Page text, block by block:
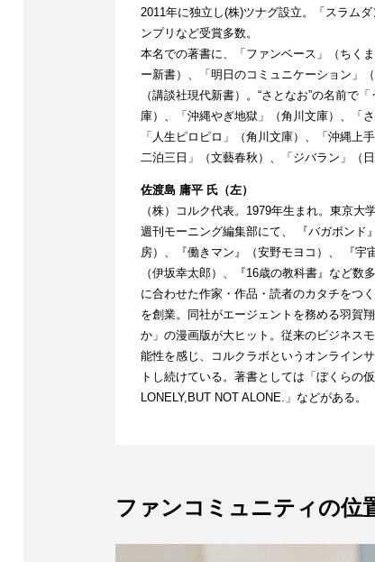
2011年に独立し(株)ツナグ設立。「スラム
ンプリなど受賞多数。
本名での著書に、「ファンベース」（ちく
ー新書）、「明日のコミュニケーション」
（講談社現代新書）。“さとなお”の名前で
庫）、「沖縄やぎ地獄」（角川文庫）、「
「人生ピロピロ」（角川文庫）、「沖縄上
二泊三日」（文藝春秋）、「ジバラン」（
佐渡島 庸平 氏（左）
（株）コルク代表。1979年生まれ。東京大
週刊モーニング編集部にて、 『バガボンド
房）、『働きマン』（安野モヨコ）、 『宇
（伊坂幸太郎）、『16歳の教科書』など数
に合わせた作家・作品・読者のカタチをつ
を創業。同社がエージェントを務める羽賀
か」の漫画版が大ヒット。従来のビジネス
能性を感じ、コルクラボというオンライン
トし続けている。著書としては「ぼくらの
LONELY,BUT NOT ALONE.」などがある。
ファンコミュニティの位